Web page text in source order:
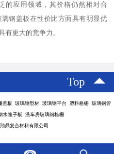
的应用领域，其价格仍然相对合
钢盖板在性价比方面具有明显优
有更大的竞争力。
Top
盖板 玻璃钢型材 玻璃钢平台 塑料格栅 玻璃钢管
水篦子板 洗车房玻璃钢格栅
鼎复合材料有限公司